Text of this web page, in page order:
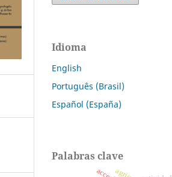
Idioma
English
Português (Brasil)
Español (España)
Palabras clave